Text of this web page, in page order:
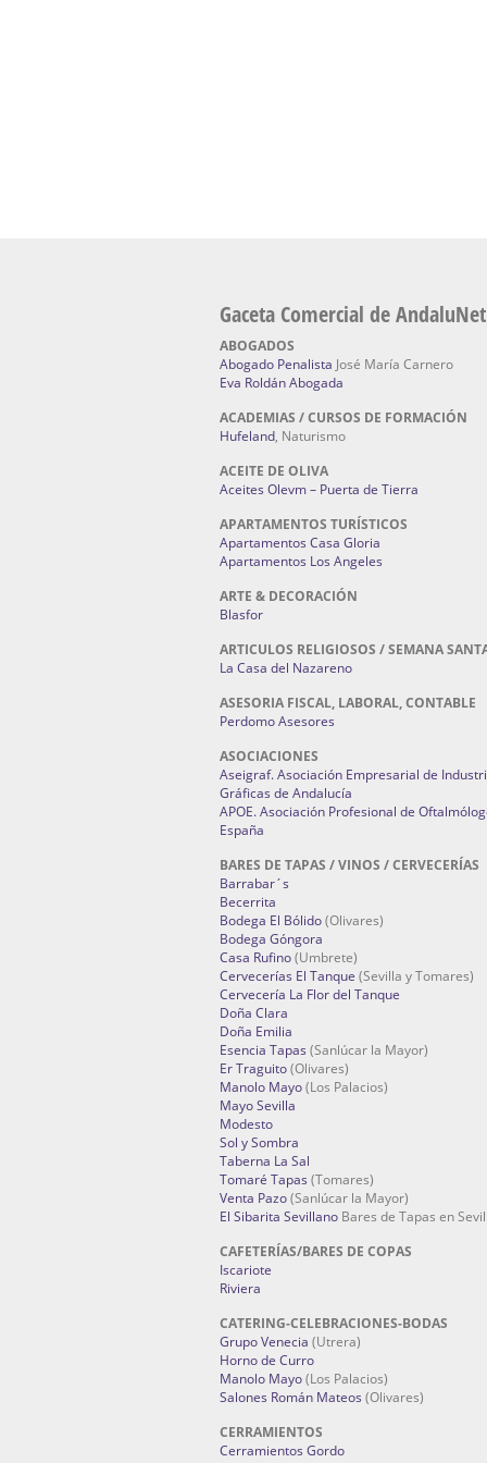
Gaceta Comercial de AndaluNet
ABOGADOS
Abogado Penalista José María Carnero
Eva Roldán Abogada
ACADEMIAS / CURSOS DE FORMACIÓN
Hufeland, Naturismo
ACEITE DE OLIVA
Aceites Olevm – Puerta de Tierra
APARTAMENTOS TURÍSTICOS
Apartamentos Casa Gloria
Apartamentos Los Angeles
ARTE & DECORACIÓN
Blasfor
ARTICULOS RELIGIOSOS / SEMANA
La Casa del Nazareno
ASESORIA FISCAL, LABORAL, CONTABLE
Perdomo Asesores
ASOCIACIONES
Aseigraf. Asociación Empresarial de
Gráficas de Andalucía
APOE. Asociación Profesional de
España
BARES DE TAPAS / VINOS / CERVECERÍAS
Barrabar´s
Becerrita
Bodega El Bólido(Olivares)
Bodega Góngora
Casa Rufino(Umbrete)
Cervecerías El Tanque (Sevilla y Tomares)
Cervecería La Flor del Tanque
Doña Clara
Doña Emilia
Esencia Tapas (Sanlúcar la Mayor)
Er Traguito(Olivares)
Manolo Mayo(Los Palacios)
Mayo Sevilla
Modesto
Sol y Sombra
Taberna La Sal
Tomaré Tapas (Tomares)
Venta Pazo(Sanlúcar la Mayor)
El Sibarita Sevillano Bares de Tapas en
CAFETERÍAS/BARES DE COPAS
Iscariote
Riviera
CATERING-CELEBRACIONES-BODAS
Grupo Venecia (Utrera)
Horno de Curro
Manolo Mayo(Los Palacios)
Salones Román Mateos (Olivares)
CERRAMIENTOS
Cerramientos Gordo